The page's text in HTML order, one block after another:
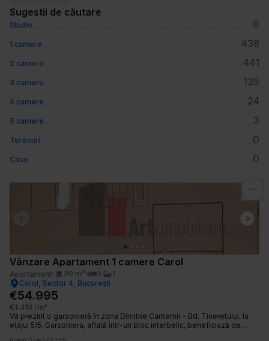
Sugestii de căutare
Studio 0
1 camere 438
2 camere 441
3 camere 135
4 camere 24
5 camere 3
Terenuri 0
Case 0
Previous slide Next
Vânzare Apartament 1 camere Carol
Apartament 39 m² 1
1
Carol, Sector 4, București
€54.995
€1.410 /m²
Vă prezint o garsonieră în zona Dimitrie Cantemir - Bd. Tineretului, la
etajul 5/5. Garsoniera, aflată într-un bloc interbelic, beneficiază de